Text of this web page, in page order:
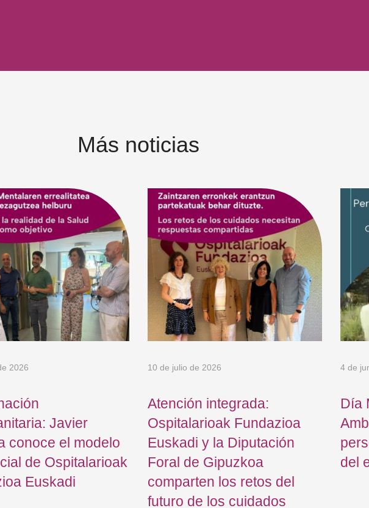
Más noticias
2026
Javier
conoce el modelo
de Ospitalarioak
Euskadi
10 de julio de 2026
Atención integrada:
Ospitalarioak Fundazioa
Euskadi y la Diputación
Foral de Gipuzkoa
comparten los retos del
futuro de los cuidados
4 de
Día
del